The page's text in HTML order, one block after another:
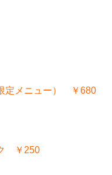
定メニュー） ￥680
￥250